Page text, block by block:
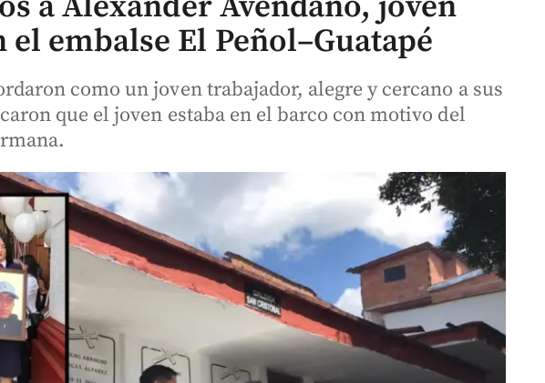
embalse El Peñol–Guatapé
como un joven trabajador, alegre y cercano a sus
que el joven estaba en el barco con motivo del